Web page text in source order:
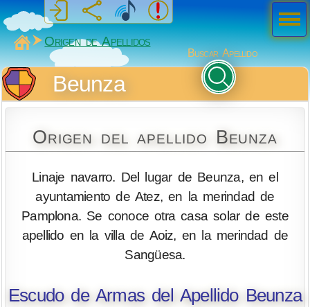
MiSabueso
Origen de Apellidos
Buscar Apellido
Beunza
Origen del apellido Beunza
Linaje navarro. Del lugar de Beunza, en el
ayuntamiento de Atez, en la merindad de
Pamplona. Se conoce otra casa solar de este
apellido en la villa de Aoiz, en la merindad de
Sangüesa.
Escudo de Armas del Apellido Beunza
Men
ú